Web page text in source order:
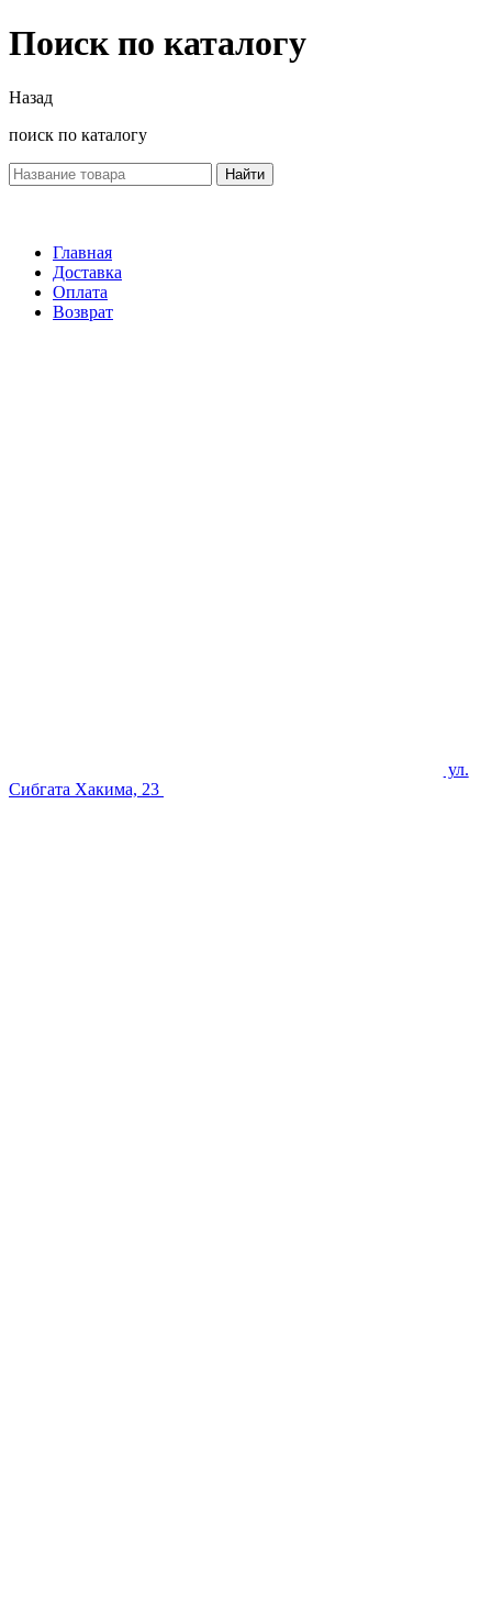
Поиск по каталогу
Назад
поиск по каталогу
Найти
Главная
Доставка
Оплата
Возврат
ул.
Сибгата Хакима, 23